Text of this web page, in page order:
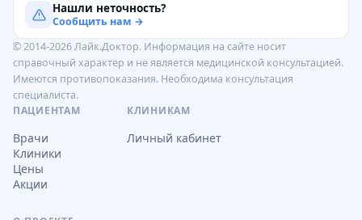
Нашли неточность?
Сообщить нам →
© 2014-2026 Лайк.Доктор. Информация на сайте носит
справочный характер и не является медицинской консультацией.
Имеются противопоказания. Необходима консультация
специалиста.
ПАЦИЕНТАМ
Врачи
Клиники
Цены
Акции
КЛИНИКАМ
Личный кабинет